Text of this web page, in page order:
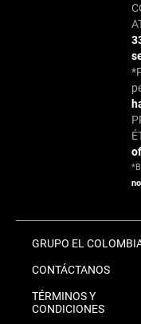
GRUPO EL
CONTÁCTANOS
TÉRMINOS Y
CONDICIONES